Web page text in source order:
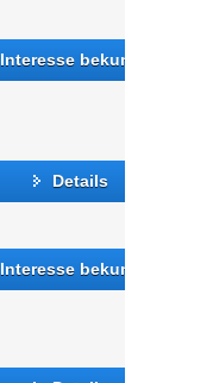
Interesse bekunden
Details
Interesse bekunden